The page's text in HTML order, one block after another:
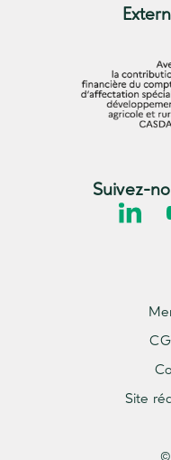
Suivez-
©
Site